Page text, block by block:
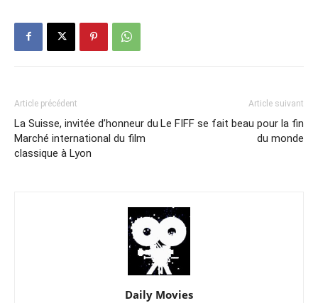
Article précédent
La Suisse, invitée d’honneur du
Marché international du film
classique à Lyon
Article suivant
Le FIFF se fait beau pour la fin
du monde
Daily Movies